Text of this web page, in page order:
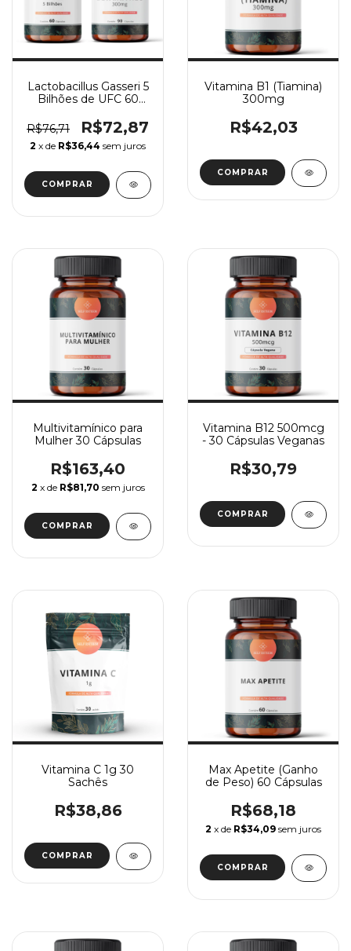
Lactobacillus Gasseri 5
Bilhões de UFC 60
300Mg 90 Doses
R$76,71 R$72,87
2 x de R$36,44 sem juros
Vitamina B1 (Tiamina)
300mg
R$42,03
COMPRAR
Multivitamínico para
Mulher 30 Cápsulas
R$163,40
2 x de R$81,70 sem juros
Vitamina B12 500mcg
- 30 Cápsulas Veganas
R$30,79
Vitamina C 1g 30
Sachês
R$38,86
COMPRAR
Max Apetite (Ganho
de Peso) 60 Cápsulas
R$68,18
2 x de R$34,09 sem juros